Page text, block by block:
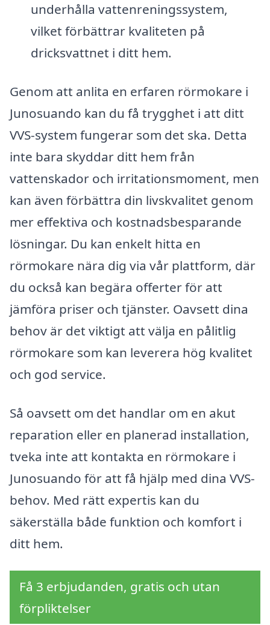
underhålla vattenreningssystem,
vilket förbättrar kvaliteten på
dricksvattnet i ditt hem.
Genom att anlita en erfaren rörmokare i
Junosuando kan du få trygghet i att ditt
VVS-system fungerar som det ska. Detta
inte bara skyddar ditt hem från
vattenskador och irritationsmoment, men
kan även förbättra din livskvalitet genom
mer effektiva och kostnadsbesparande
lösningar. Du kan enkelt hitta en
rörmokare nära dig via vår plattform, där
du också kan begära offerter för att
jämföra priser och tjänster. Oavsett dina
behov är det viktigt att välja en pålitlig
rörmokare som kan leverera hög kvalitet
och god service.
Så oavsett om det handlar om en akut
reparation eller en planerad installation,
tveka inte att kontakta en rörmokare i
Junosuando för att få hjälp med dina VVS-
behov. Med rätt expertis kan du
säkerställa både funktion och komfort i
ditt hem.
Få 3 erbjudanden, gratis och utan
förpliktelser